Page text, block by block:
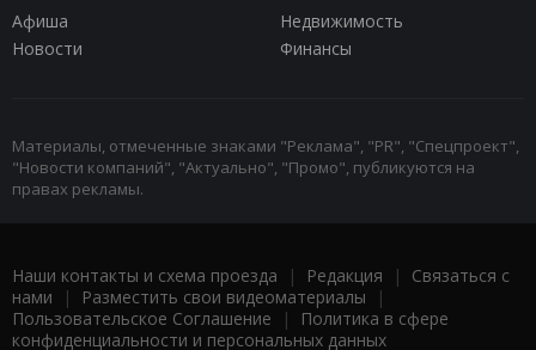
Афиша
Недвижимость
Новости
Финансы
Материалы, отмеченные знаками "Реклама", "PR", "Спецпроект",
"Новости компаний", "Актуально", "Промо", публикуются на
правах рекламы.
Наши контакты и схема проезда | Редакция | Связаться с
нами | Разместить свои видеоматериалы |
Пользовательское Соглашение |
Политика в сфере
конфиденциальности и персональных данных